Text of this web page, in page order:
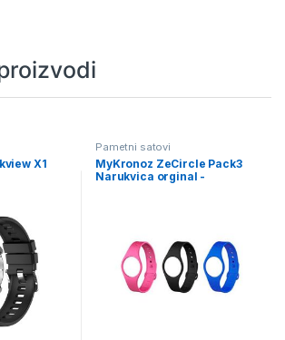
X1
Pametni satovi
MyKronoz ZeCircle Pack3
Narukvica orginal -